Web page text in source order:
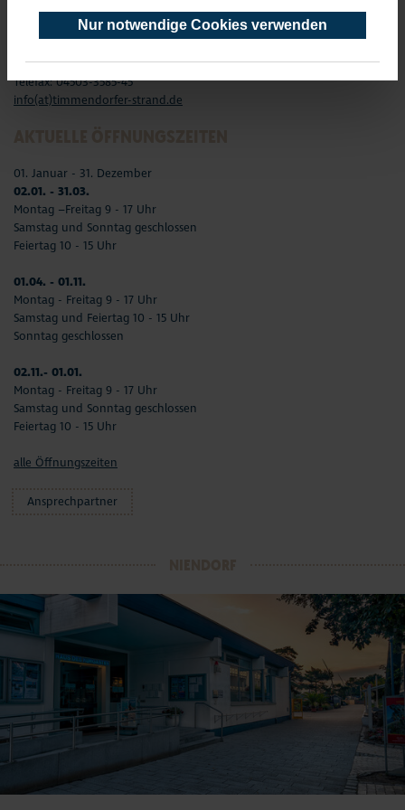
Nur notwendige Cookies verwenden
Timmendorfer Platz 10
23669 Timmendorfer Strand
Telefon: 04503-3577-0
Telefax: 04503-3585-45
info(at)timmendorfer-strand.de
01. Januar - 31. Dezember
02.01. - 31.03.
Montag –Freitag 9 - 17 Uhr
Samstag und Sonntag geschlossen
Feiertag 10 - 15 Uhr
01.04. - 01.11.
Montag - Freitag 9 - 17 Uhr
Samstag und Feiertag 10 - 15 Uhr
Sonntag geschlossen
02.11.- 01.01.
Montag - Freitag 9 - 17 Uhr
Samstag und Sonntag geschlossen
Feiertag 10 - 15 Uhr
alle Öffnungszeiten
Ansprechpartner